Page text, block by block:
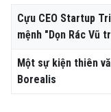
Tiêu đề
Cựu CEO Startup
mệnh "Dọn Rác Vũ
Một sự kiện thiên
Borealis